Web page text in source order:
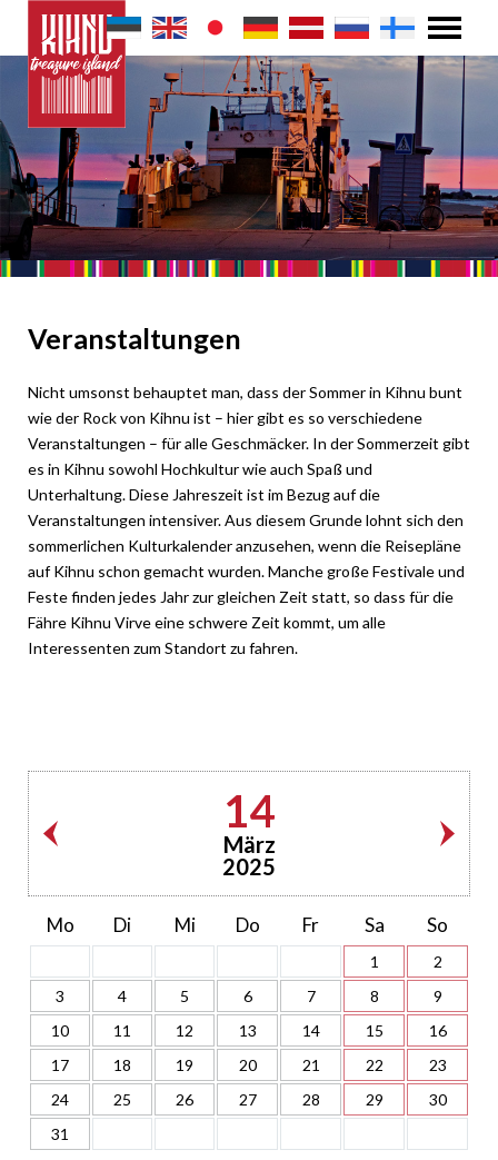
Veranstaltungen
Nicht umsonst behauptet man, dass der Sommer in Kihnu bunt
wie der Rock von Kihnu ist – hier gibt es so verschiedene
Veranstaltungen – für alle Geschmäcker. In der Sommerzeit gibt
es in Kihnu sowohl Hochkultur wie auch Spaß und
Unterhaltung. Diese Jahreszeit ist im Bezug auf die
Veranstaltungen intensiver. Aus diesem Grunde lohnt sich den
sommerlichen Kulturkalender anzusehen, wenn die Reisepläne
auf Kihnu schon gemacht wurden. Manche große Festivale und
Feste finden jedes Jahr zur gleichen Zeit statt, so dass für die
Fähre Kihnu Virve eine schwere Zeit kommt, um alle
Interessenten zum Standort zu fahren.
14
März
2025
Mo Di Mi Do Fr Sa So
1
2
3
4 5 6 7 8
9
10
11 12 13 14 15
16
17
18 19 20 21 22
23
24
25 26 27 28 29
30
31